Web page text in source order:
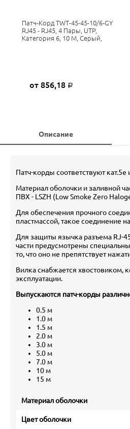
Патч-Корд TWT-45-45-10/6-GY
RJ45 - RJ45, 4 Пары, UTP,
Категория 6, 10 М, Серый,
от 856,18 Р
Описание
Патч-корды соответствуют
Материал оболочки и заливной
ПВХ - LSZH (Low Smoke Zero
Для обеспечения прочного
пластмассой, такое соединение
Для защиты язычка разъема RJ-
части предусмотрены
то, что оно не препятствует
Вилка снабжается хвостовиком,
эксплуатации.
Выпускаются патч-корды
0.5 м
1.0 м
1.5 м
2.0 м
3.0 м
5.0 м
7.0 м
10 м
15 м
Материал оболочки
Цвет оболочки